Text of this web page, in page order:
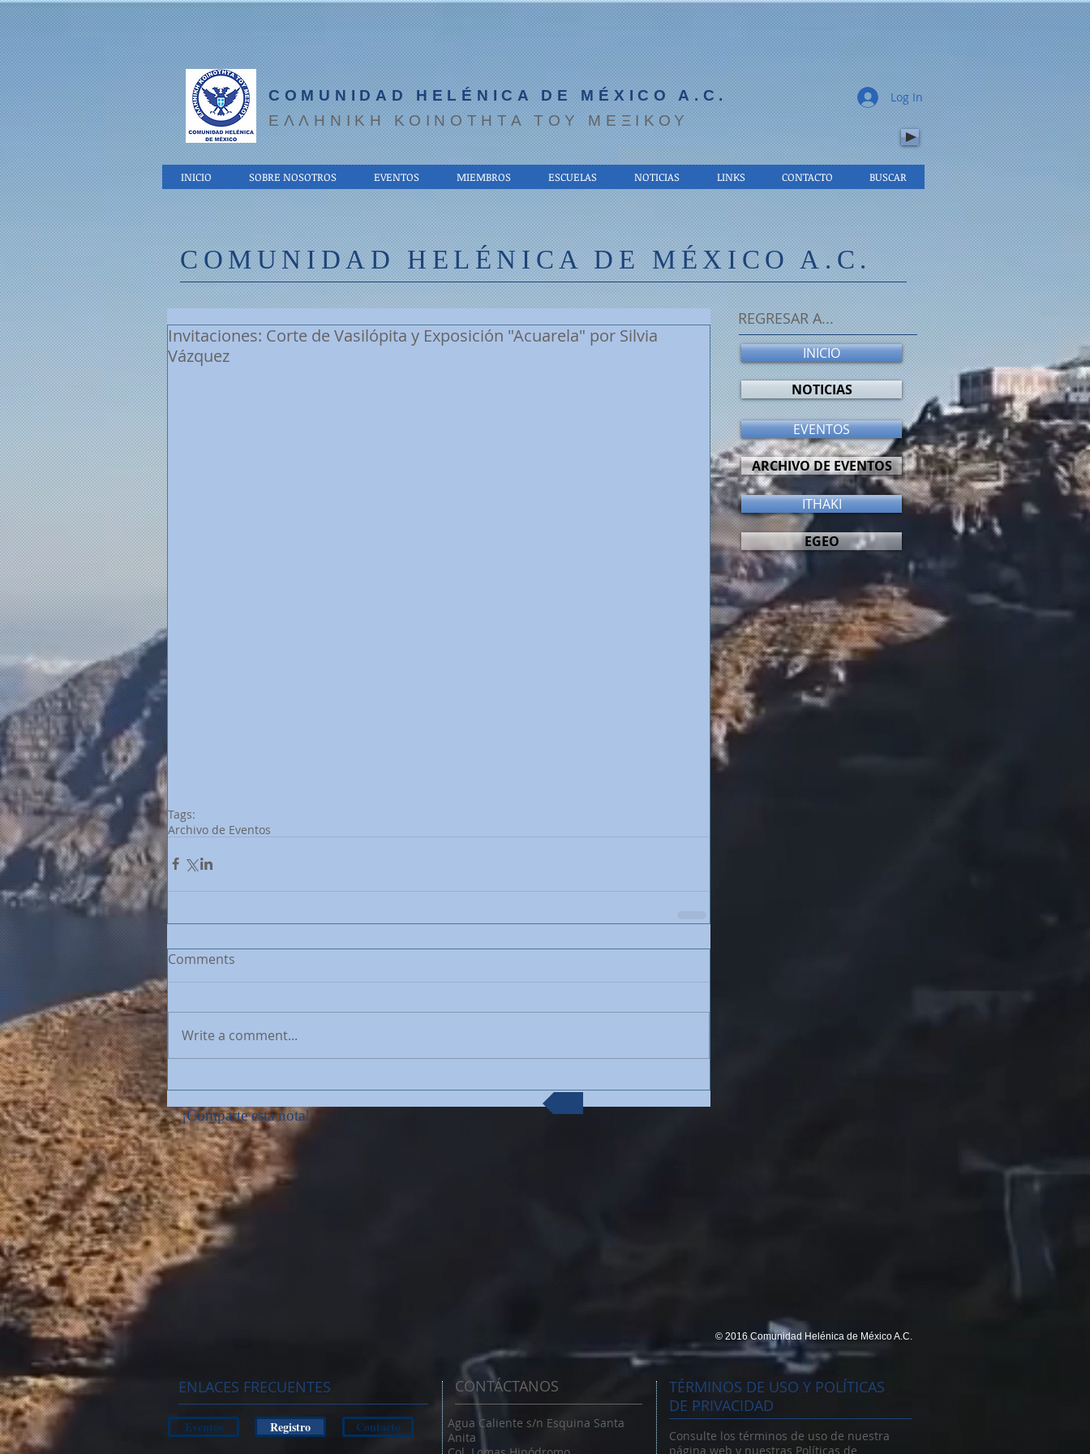
COMUNIDAD HELÉNICA DE MÉXICO A.C.
EΛΛΗΝΙΚΗ ΚΟΙΝΟΤΗΤΑ ΤΟΥ ΜΕΞΙΚΟΥ
INICIO SOBRE NOSOTROS EVENTOS MIEMBROS ESCUELAS NOTICIAS LINKS CONTACTO BUSCAR
Log In
COMUNIDAD HELÉNICA DE MÉXICO A.C.
Invitaciones: Corte de Vasilópita y Exposición "Acuarela" por Silvia
Vázquez
Tags:
Archivo de Eventos
Comments
Write a comment...
¡Comparte esta nota!
REGRESAR A...
INICIO
NOTICIAS
EVENTOS
ARCHIVO DE EVENTOS
ITHAKI
EGEO
© 2016 Comunidad Helénica de México A.C.
ENLACES FRECUENTES
Eventos Registro Contacto
CONTÁCTANOS
Agua Caliente s/n Esquina Santa
Anita
TÉRMINOS DE USO Y POLÍTICAS
DE PRIVACIDAD
Consulte los términos de uso de nuestra
página web y nuestras Políticas de